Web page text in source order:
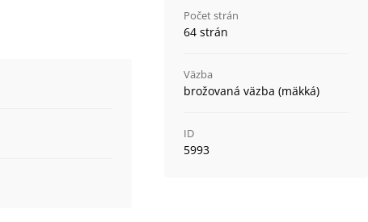
Počet strán
64 strán
Väzba
brožovaná väzba (mäkká)
ID
5993